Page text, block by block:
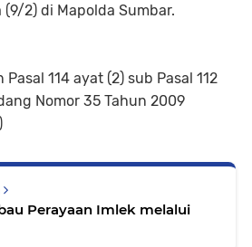
(9/2) di Mapolda Sumbar.
114 ayat (2) sub Pasal 112
Nomor 35 Tahun 2009
Perayaan Imlek melalui